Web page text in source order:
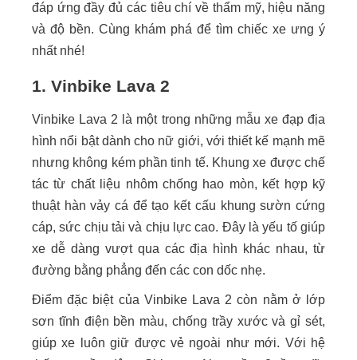
đáp ứng đầy đủ các tiêu chí về thẩm mỹ, hiệu năng
và độ bền. Cùng khám phá để tìm chiếc xe ưng ý
nhất nhé!
1. Vinbike Lava 2
Vinbike Lava 2 là một trong những mẫu xe đạp địa
hình nổi bật dành cho nữ giới, với thiết kế mạnh mẽ
nhưng không kém phần tinh tế. Khung xe được chế
tác từ chất liệu nhôm chống hao mòn, kết hợp kỹ
thuật hàn vảy cá để tạo kết cấu khung sườn cứng
cáp, sức chịu tải và chịu lực cao. Đây là yếu tố giúp
xe dễ dàng vượt qua các địa hình khác nhau, từ
đường bằng phẳng đến các con dốc nhẹ.
Điểm đặc biệt của Vinbike Lava 2 còn nằm ở lớp
sơn tĩnh điện bền màu, chống trầy xước và gỉ sét,
giúp xe luôn giữ được vẻ ngoài như mới. Với hệ